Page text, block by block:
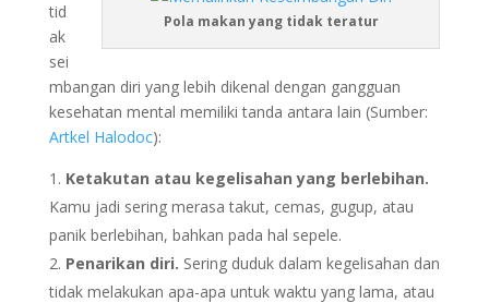
Pola makan yang tidak teratur
tid
ak
sei
mbangan diri yang lebih dikenal dengan gangguan
kesehatan mental memiliki tanda antara lain (Sumber:
Artkel Halodoc):
Ketakutan atau kegelisahan yang berlebihan.
Kamu jadi sering merasa takut, cemas, gugup, atau
panik berlebihan, bahkan pada hal sepele.
Penarikan diri. Sering duduk dalam kegelisahan dan
tidak melakukan apa-apa untuk waktu yang lama, atau